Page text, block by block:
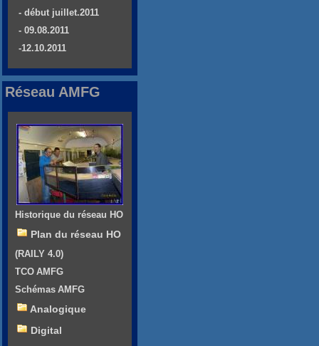
- début juillet.2011
- 09.08.2011
-12.10.2011
Réseau AMFG
Historique du réseau HO
Plan du réseau HO
(RAILY 4.0)
TCO AMFG
Schémas AMFG
Analogique
Digital